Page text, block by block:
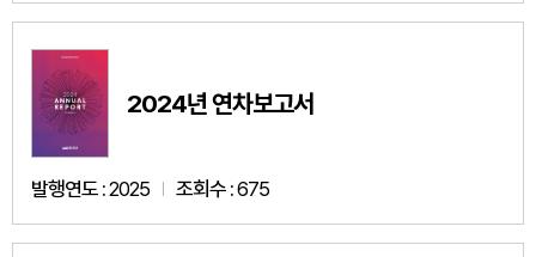
2024년 연차보고서
발행연도 :2025 조회수 :675